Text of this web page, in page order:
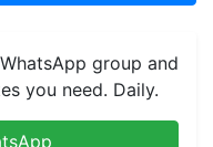
group and
you need. Daily.